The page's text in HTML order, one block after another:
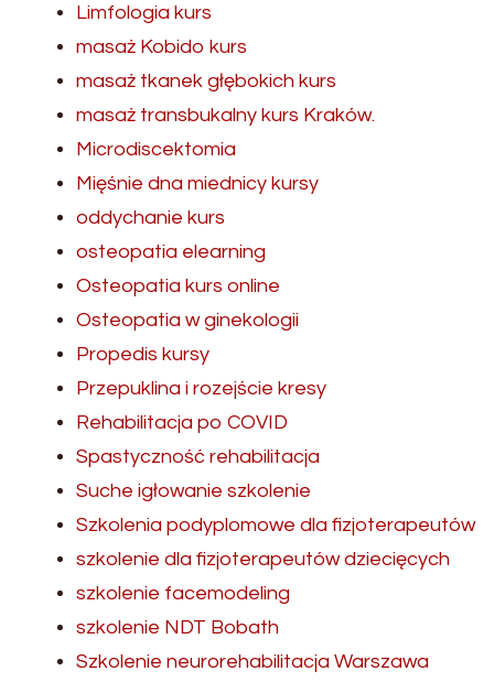
Limfologia kurs
masaż Kobido kurs
masaż tkanek głębokich kurs
masaż transbukalny kurs Kraków.
Microdiscektomia
Mięśnie dna miednicy kursy
oddychanie kurs
osteopatia elearning
Osteopatia kurs online
Osteopatia w ginekologii
Propedis kursy
Przepuklina i rozejście kresy
Rehabilitacja po COVID
Spastyczność rehabilitacja
Suche igłowanie szkolenie
Szkolenia podyplomowe dla fizjoterapeutów
szkolenie dla fizjoterapeutów dziecięcych
szkolenie facemodeling
szkolenie NDT Bobath
Szkolenie neurorehabilitacja Warszawa